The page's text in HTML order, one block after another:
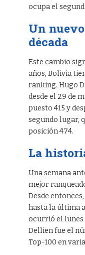
ocupa el
Un
década
Este cambio
años, Bolivia
ranking. Hugo
desde el 29 de
puesto 415 y
segundo lugar,
posición 474.
La
Una semana
mejor
Desde
hasta la última
ocurrió el lunes
Dellien fue el
Top-100 en